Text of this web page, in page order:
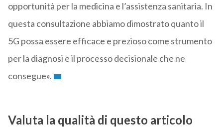
opportunità per la medicina e l’assistenza sanitaria. In
questa consultazione abbiamo dimostrato quanto il
5G possa essere efficace e prezioso come strumento
per la diagnosi e il processo decisionale che ne
consegue».
Valuta la qualità di questo articolo